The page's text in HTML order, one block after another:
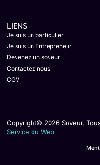
LIENS
Je suis un particulier
Je suis un Entrepreneur
Devenez un soveur
Contactez nous
CGV
Copyright© 2026 Soveur,
Service du Web